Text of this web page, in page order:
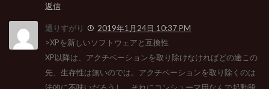
返信
通りすがり
2019年1月24日 10:37 PM
>XPを新しいソフトウェアと互換性
XP以降は、アクチベーションを取り除けなければどの途この
先、生存性は無いのでは。アクチベーションを取り除くのは